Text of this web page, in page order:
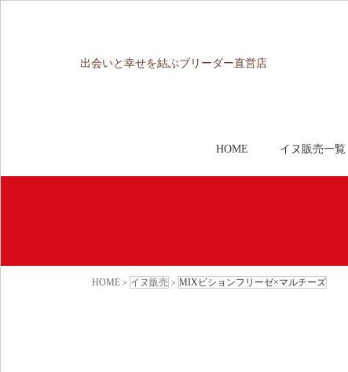
出会いと幸せを結ぶブリーダー直営店
HOME イヌ販売一覧
HOME > イヌ販売 > MIXビションフリーゼ×マルチーズ